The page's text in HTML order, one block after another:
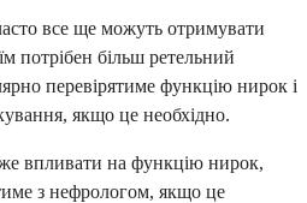
все ще можуть отримувати
потрібен більш ретельний
перевірятиме функцію нирок і
якщо це необхідно.
впливати на функцію нирок,
з нефрологом, якщо це